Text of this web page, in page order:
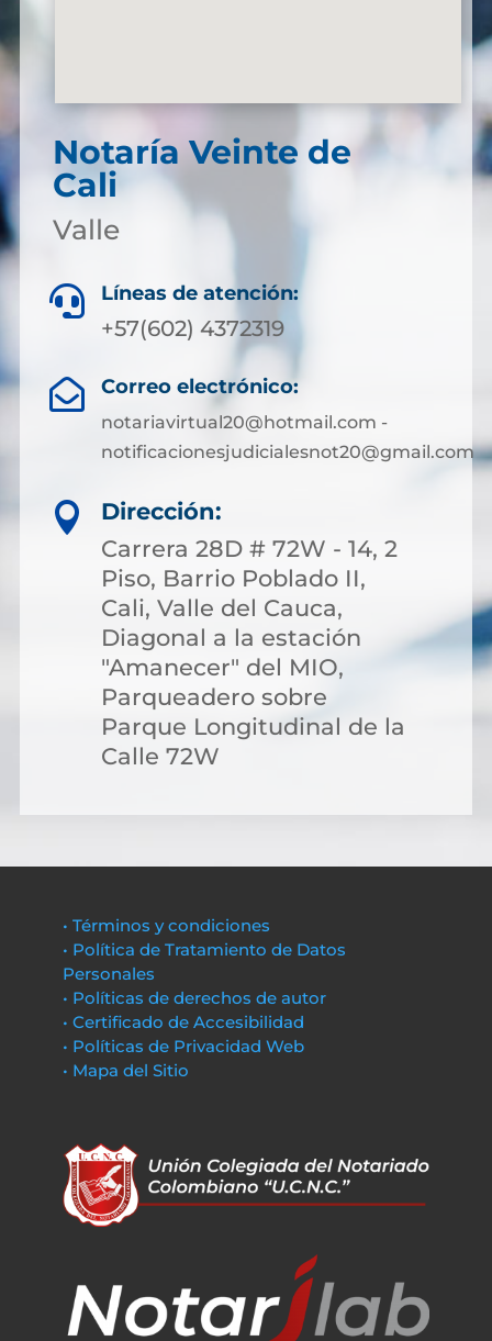
Notaría Veinte de
Cali
Valle
 Líneas de atención:
+57(602) 4372319
 Correo electrónico:
notariavirtual20@hotmail.com -
notificacionesjudicialesnot20@gmail.com

Dirección:
Carrera 28D # 72W - 14, 2
Piso, Barrio Poblado II,
Cali, Valle del Cauca,
Diagonal a la estación
"Amanecer" del MIO,
Parqueadero sobre
Parque Longitudinal de la
Calle 72W
• Términos y condiciones
• Política de Tratamiento de Datos
Personales
• Políticas de derechos de autor
• Certificado de Accesibilidad
• Políticas de Privacidad Web
• Mapa del Sitio